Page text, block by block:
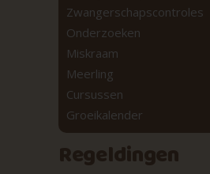
Zwangerschapscontroles
Onderzoeken
Miskraam
Meerling
Cursussen
Groeikalender
Regeldingen